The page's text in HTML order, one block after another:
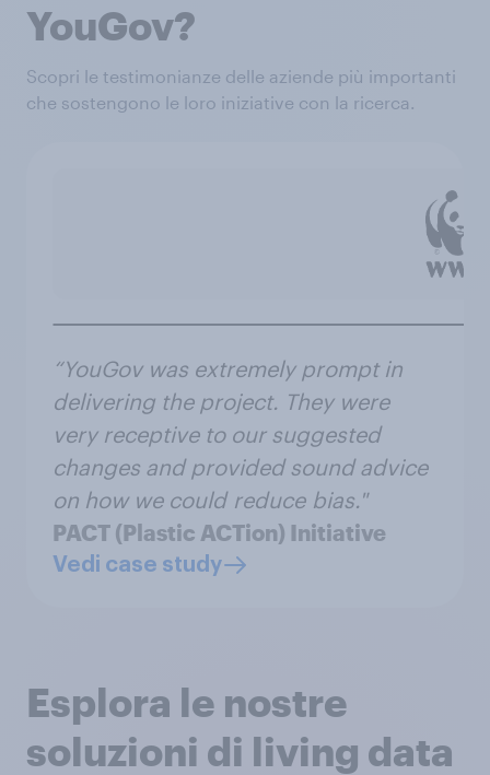
YouGov?
Scopri le testimonianze delle aziende più importanti
che sostengono le loro iniziative con la ricerca.
“YouGov was extremely prompt in
delivering the project. They were
very receptive to our suggested
changes and provided sound advice
on how we could reduce bias."
PACT (Plastic ACTion) Initiative
Vedi case study
Esplora le nostre
soluzioni di living data